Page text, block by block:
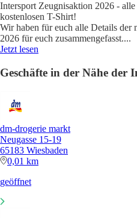
Intersport Zeugnisaktion 2026 -
kostenlosen T-Shirt!
Wir haben für euch alle Details der
2026 für euch zusammengefasst....
Jetzt lesen
Geschäfte in der Nähe der
dm-drogerie markt
Neugasse 15-19
65183 Wiesbaden
0,01 km
geöffnet